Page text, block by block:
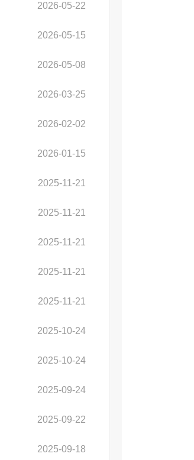
2026-05-22
2026-05-15
2026-05-08
2026-03-25
2026-02-02
2026-01-15
2025-11-21
2025-11-21
2025-11-21
2025-11-21
2025-11-21
2025-10-24
2025-10-24
2025-09-24
2025-09-22
2025-09-18